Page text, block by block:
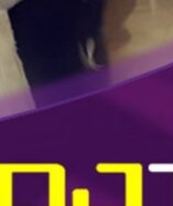
YouTube
Anschrift